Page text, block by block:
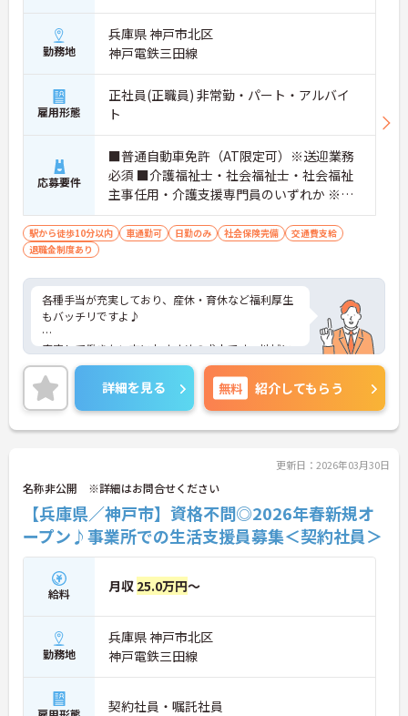
勤務地
兵庫県 神戸市北区
神戸電鉄三田線
雇用形態
正社員(正職員) 非常勤・パート・アルバイ
ト
応募要件
■普通自動車免許（AT限定可）※送迎業務
必須 ■介護福祉士・社会福祉士・社会福祉
主事任用・介護支援専門員のいずれか ※非
常勤の方は週1日以上勤務できる方
駅から徒歩10分以内 車通勤可 日勤のみ 社会保険完備
交通費支給
退職金制度あり
各種手当が充実しており、産休・育休など福利厚生
もバッチリですよ♪
安定して働きたい方におすすめの求人です。地域に
密着したアットホームな施設です！
アットホームで居心地の良い職場なのですぐに馴染
めますよ♪
詳細を見る 無料 紹介してもらう
更新日：2026年03月30日
名称非公開 ※詳細はお問合せください
【兵庫県／神戸市】資格不問◎2026年春新規オ
ープン♪事業所での生活支援員募集＜契約社員＞
給料 月収 25.0万円～
勤務地
兵庫県 神戸市北区
神戸電鉄三田線
契約社員・嘱託社員